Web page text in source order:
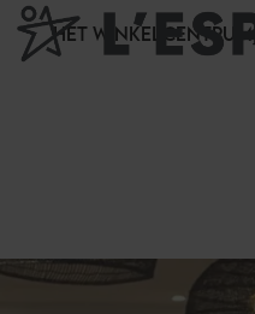
HET WINKELCENTRUM
Cookies beheer paneel